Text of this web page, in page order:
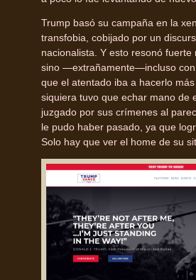
Trump basó su campaña en la
transfobia, cobijado por un
nacionalista. Y esto resonó fuerte
sino —extrañamente—incluso con
que el atentado iba a hacerlo
siquiera tuvo que echar mano de
juzgado por sus crímenes al
le pudo haber pasado, ya que
Solo hay que ver el home de su